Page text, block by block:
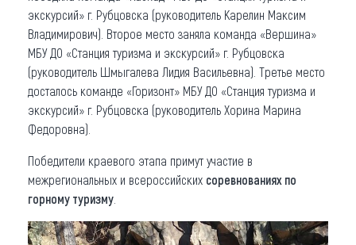
экскурсий» г. Рубцовска (руководитель Карелин Максим
Владимирович). Второе место заняла команда «Вершина»
МБУ ДО «Станция туризма и экскурсий» г. Рубцовска
(руководитель Шмыгалева Лидия Васильевна). Третье место
досталось команде «Горизонт» МБУ ДО «Станция туризма и
экскурсий» г. Рубцовска (руководитель Хорина Марина
Федоровна).
Победители краевого этапа примут участие в
межрегиональных и всероссийских соревнованиях по
горному туризму